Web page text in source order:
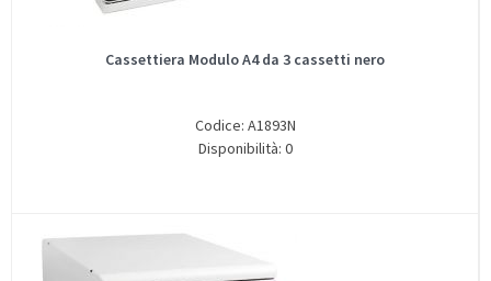
Cassettiera Modulo A4 da 3 cassetti nero
Codice: A1893N
Disponibilità: 0